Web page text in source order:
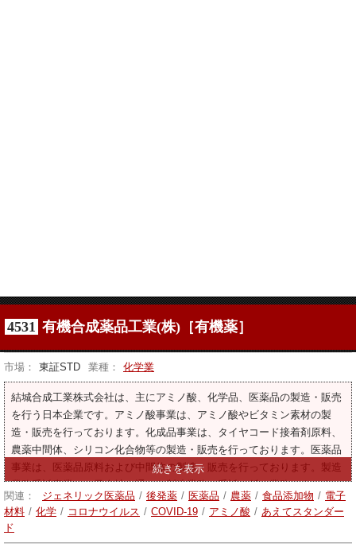
4531 有機合成薬品工業(株)［有機薬］
市場： 東証STD 業種： 化学業
結城合成工業株式会社は、主にアミノ酸、化学品、医薬品の製造・販売
を行う日本企業です。アミノ酸事業は、アミノ酸やビタミン素材の製
造・販売を行っております。化成品事業は、タイヤコード接着剤原料、
農薬中間体、シリコン化合物等の製造・販売を行っております。医薬品
事業は、医薬品原料および中間体の製造・販売を行っております。製造
業務受託事業は、子会社を通じた製造業務の受託に係る業務です。ま
た、食品、食品添加物、飼料添加物、香料、化粧品の製造・販売および
関連原料・製品の販売も行っております。
関連： ジェネリック医薬品 / 後発薬 / 医薬品 / 農薬 / 食品添加物 / 電子
材料 / 化学 / コロナウイルス / COVID-19 / アミノ酸 / あえてスタンダー
ド